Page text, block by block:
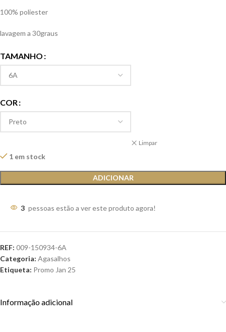
100% poliester
lavagem a 30graus
TAMANHO
COR
Limpar
1 em stock
ADICIONAR
3 pessoas estão a ver este produto agora!
REF: 009-150934-6A
Categoria: Agasalhos
Etiqueta: Promo Jan 25
Informação adicional